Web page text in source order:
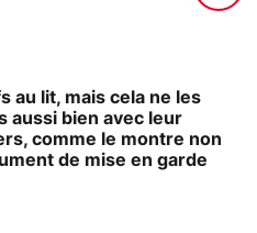
au lit, mais cela ne les
aussi bien avec leur
comme le montre non
de mise en garde